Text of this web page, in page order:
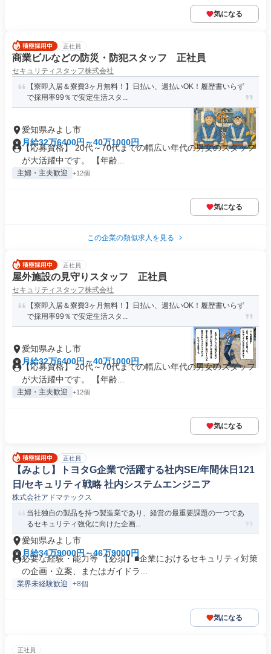
気になる
正社員
商業ビルなどの防災・防犯スタッフ 正社員
セキュリティスタッフ株式会社
【寮即入居＆寮費3ヶ月無料！】日払い、週払いOK！履歴書いらず
で採用率99％で安定生活スタ...
愛知県みよし市
月給32万6400円～40万1000円
【応募資格】 20代～70代までの幅広い年代の男女のスタッフ
が大活躍中です。 【年齢...
主婦・主夫歓迎 +12個
気になる
この企業の類似求人を見る
正社員
屋外施設の見守りスタッフ 正社員
セキュリティスタッフ株式会社
【寮即入居＆寮費3ヶ月無料！】日払い、週払いOK！履歴書いらず
で採用率99％で安定生活スタ...
愛知県みよし市
月給32万6400円～40万1000円
【応募資格】 20代～70代までの幅広い年代の男女のスタッフ
が大活躍中です。 【年齢...
主婦・主夫歓迎 +12個
気になる
正社員
【みよし】トヨタG企業で活躍する社内SE/年間休日121
日/セキュリティ戦略 社内システムエンジニア
株式会社アドマテックス
当社独自の製品を持つ製造業であり、経営の最重要課題の一つであ
るセキュリティ強化に向けた企画...
愛知県みよし市
月給34万9000円～46万9000円
必要な経験・能力等 【必須】■企業におけるセキュリティ対策
の企画・立案、またはガイドラ...
業界未経験歓迎 +8個
気になる
正社員